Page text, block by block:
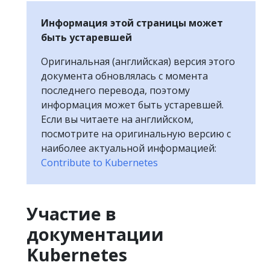
Информация этой страницы может
быть устаревшей
Оригинальная (английская) версия этого
документа обновлялась с момента
последнего перевода, поэтому
информация может быть устаревшей.
Если вы читаете на английском,
посмотрите на оригинальную версию с
наиболее актуальной информацией:
Contribute to Kubernetes
Участие в
документации
Kubernetes